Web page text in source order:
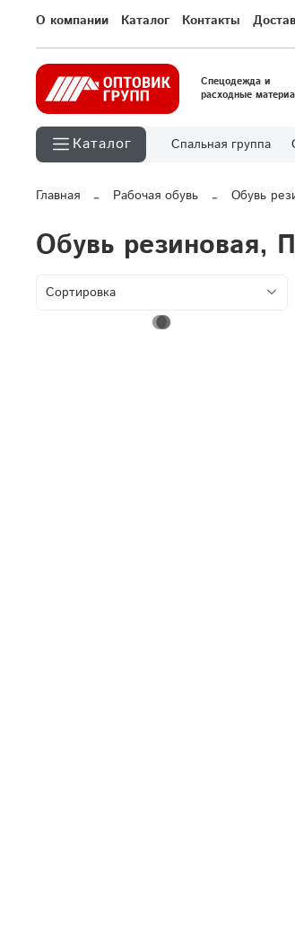
О компании Каталог Контакты
Спецодежда и
расходные
Каталог Спальная группа
Главная Рабочая обувь Обувь
Обувь резиновая,